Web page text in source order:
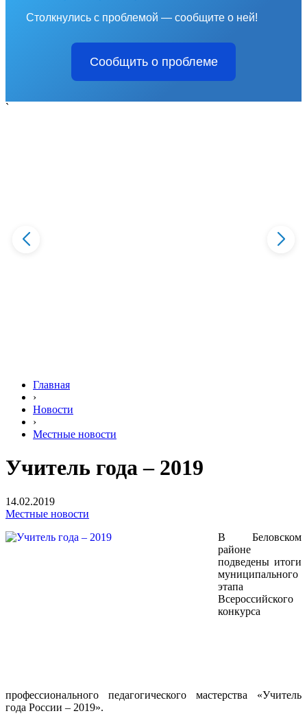
Столкнулись с проблемой — сообщите о ней!
Сообщить о проблеме
`
Главная
›
Новости
›
Местные новости
Учитель года – 2019
14.02.2019
Местные новости
В Беловском
районе
подведены итоги
муниципального
этапа
Всероссийского
конкурса
профессионального педагогического мастерства «Учитель
года России – 2019».